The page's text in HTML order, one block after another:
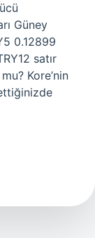
Güney
0.12899
satır
Kore’nin